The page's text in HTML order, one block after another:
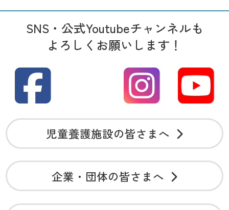
SNS・公式Youtubeチャンネルも
よろしくお願いします！
児童養護施設の皆さまへ
企業・団体の皆さまへ